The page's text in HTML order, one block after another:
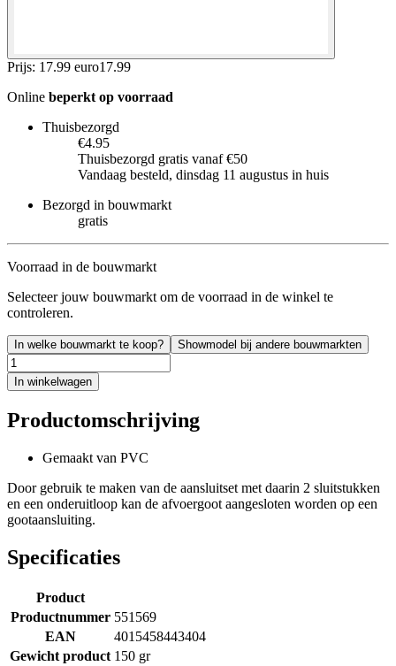
Prijs: 17.99 euro17.99
Online beperkt op voorraad
Thuisbezorgd
€4.95
Thuisbezorgd gratis vanaf €50
Vandaag besteld, dinsdag 11 augustus in huis
Bezorgd in bouwmarkt
gratis
Voorraad in de bouwmarkt
Selecteer jouw bouwmarkt om de voorraad in de winkel te
controleren.
In welke bouwmarkt te koop? Showmodel bij andere bouwmarkten
In winkelwagen
Productomschrijving
Gemaakt van PVC
Door gebruik te maken van de aansluitset met daarin 2 sluitstukken
en een onderuitloop kan de afvoergoot aangesloten worden op een
gootaansluiting.
Specificaties
Product
Productnummer 551569
EAN
4015458443404
Gewicht product 150 gr